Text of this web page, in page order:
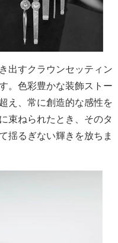
出すクラウンセッティン
。色彩豊かな装飾ストー
え、常に創造的な感性を
束ねられたとき、そのタ
揺るぎない輝きを放ちま